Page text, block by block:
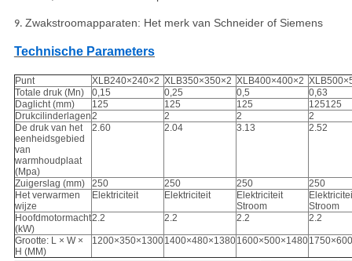
9. Zwakstroomapparaten: Het merk van Schneider of Siemens
Technische Parameters
Punt XLB240×240×2 XLB350×350×2 XLB400×400×2
Totale druk (Mn)
0,15 0,25 0,5
0,63
Daglicht (mm)
125 125 125
125125
Drukcilinderlagen2 2 2
2
De druk van het
eenheidsgebied
van
warmhoudplaat
(Mpa)
2.60 2.04 3.13 2.52
Zuigerslag (mm) 250 250 250
250
Het verwarmen
wijze
Elektriciteit Elektriciteit
Elektriciteit
Stroom
Stroom
Hoofdmotormacht
(kW)
2.2 2.2 2.2 2.2
Grootte: L × W ×
H (MM)
1200×350×13001400×480×13801600×500×1480